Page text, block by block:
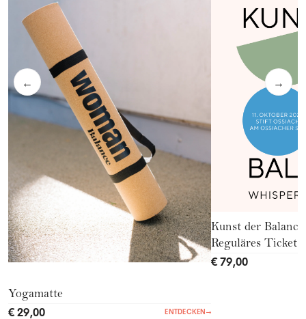
← →
Yogamatte
€ 29,00 ENTDECKEN→
Kunst der
Reguläres Ticket
€ 79,00